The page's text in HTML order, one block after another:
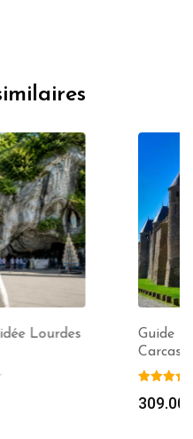
Guide Privé
Carcassonne *** (2h)